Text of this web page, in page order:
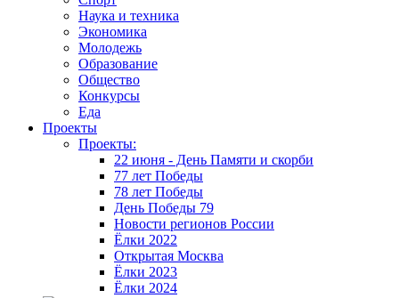
Наука и техника
Экономика
Молодежь
Образование
Общество
Конкурсы
Еда
Проекты
Проекты:
22 июня - День Памяти и скорби
77 лет Победы
78 лет Победы
День Победы 79
Новости регионов России
Ёлки 2022
Открытая Москва
Ёлки 2023
Ёлки 2024